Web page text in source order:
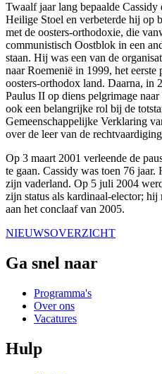
Twaalf jaar lang bepaalde
Heilige Stoel en verbeterde hij op
met de oosters-orthodoxie, die
communistisch Oostblok in een
staan. Hij was een van de
naar Roemenië in 1999, het eerste
oosters-orthodox land. Daarna, in
Paulus II op diens pelgrimage
ook een belangrijke rol bij de
Gemeenschappelijke Verklaring
over de leer van de
Op 3 maart 2001 verleende de
te gaan. Cassidy was toen 76
zijn vaderland. Op 5 juli 2004
zijn status als kardinaal-elector; hij
aan het conclaaf van 2005.
NIEUWSOVERZICHT
Ga snel naar
Programma's
Over ons
Vacatures
Hulp